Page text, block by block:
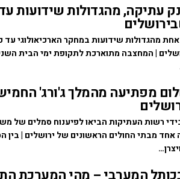
עתיקה, מהגדולות שידועות
מהגדולות שידועות במחקר הארכיאולוגי
| המחצבה מתוארכת לתקופת ימי הבית
מפתיעה מהמלך ג'ורג'
רשות העתיקות הביאו לפיענוח סמלים של
אחד מבתי החולים הראשונים של ירושלים |